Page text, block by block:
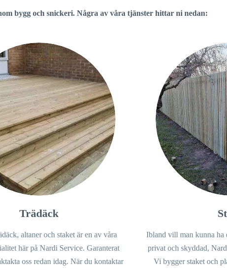
bygg och snickeri. Några av våra tjänster hittar ni nedan:
Trädäck
altaner och staket är en av våra
här på Nardi Service. Garanterat
oss redan idag. När du kontaktar
Ibland vill man kunna ha
privat och skyddad,
Vi bygger staket och